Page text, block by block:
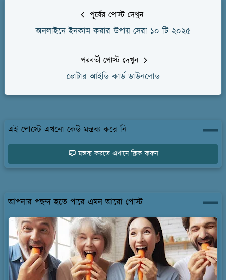
পূর্বের পোস্ট দেখুন
অনলাইনে ইনকাম করার উপায় সেরা ১০ টি ২০২৫
পরবর্তী পোস্ট দেখুন
ভোটার আইডি কার্ড ডাউনলোড
এই পোস্টে এখনো কেউ মন্তব্য করে নি
মন্তব্য করতে এখানে ক্লিক করুন
আপনার পছন্দ হতে পারে এমন আরো পোস্ট